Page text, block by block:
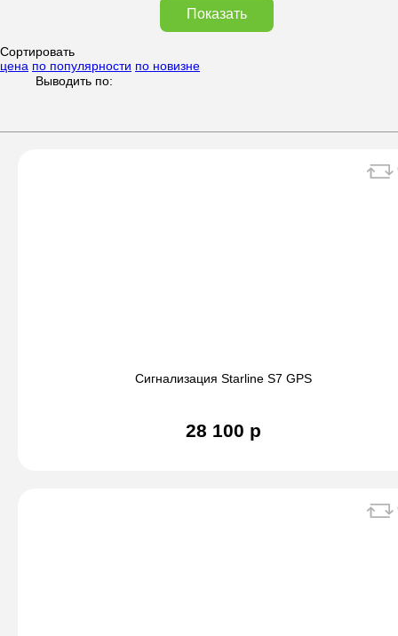
Показать
Сортировать
цена по популярности по новизне
Выводить по:
Сигнализация Starline S7 GPS
28 100 р